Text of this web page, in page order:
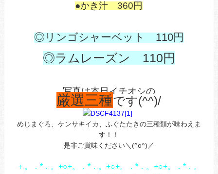
●かき汁 360円
◎リンゴシャーベット 110円
◎ラムレーズン 110円
写真は本日イチオシの
厳選三種です(^^)/
めじまぐろ、ケンサキイカ、ふぐたたきの三種類が味わえま
す！！
是非ご賞味ください＼(^o^)／
＋。．*．。+○+。．*．。+○+。．*．。+○+。．*．。